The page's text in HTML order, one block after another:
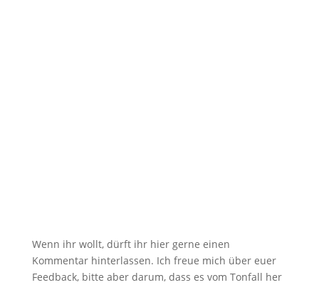
Wenn ihr wollt, dürft ihr hier gerne einen
Kommentar hinterlassen. Ich freue mich über euer
Feedback, bitte aber darum, dass es vom Tonfall her